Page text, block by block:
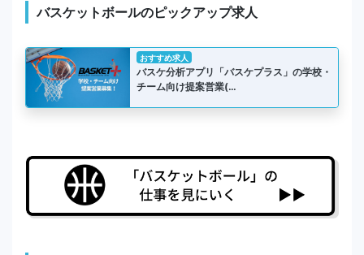
バスケットボールのピックアップ求人
おすすめ求人
バスケ分析アプリ「バスケプラス」の学校・
チーム向け提案営業(…